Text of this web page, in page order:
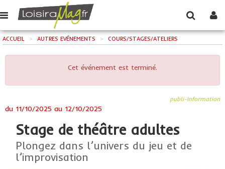
ACCUEIL > AUTRES EVÉNEMENTS > COURS/STAGES/ATELIERS
Cet événement est terminé.
publi-information
du 11/10/2025 au 12/10/2025
Stage de théâtre adultes
Plongez dans l’univers du jeu et de
l’improvisation